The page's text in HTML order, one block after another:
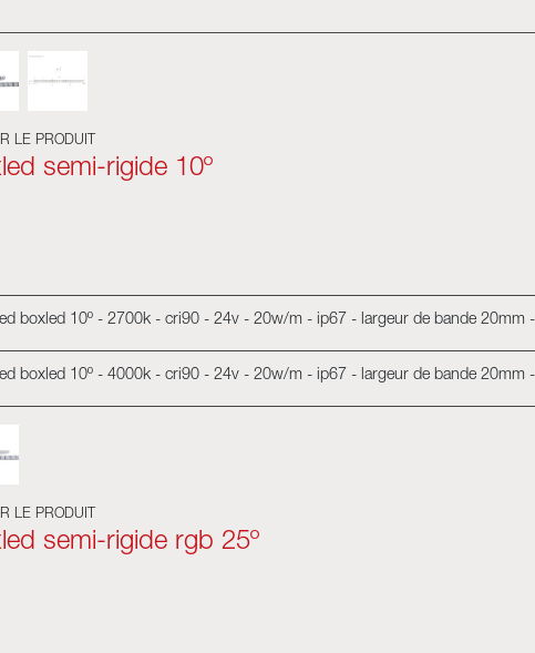
LE PRODUIT
semi-rigide 10º
boxled 10º - 2700k - cri90 - 24v - 20w/m - ip67 - largeur de bande 20mm
boxled 10º - 4000k - cri90 - 24v - 20w/m - ip67 - largeur de bande 20mm
LE PRODUIT
semi-rigide rgb 25º